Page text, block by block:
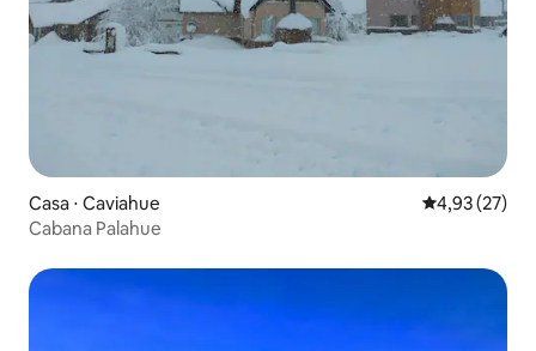
Casa ⋅ Caviahue 4,93 de uma
4,93 (27)
Cabana Palahue